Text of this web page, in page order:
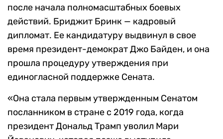
после начала полномасштабных боевых
действий. Бриджит Бринк — кадровый
дипломат. Ее кандидатуру выдвинул в свое
время президент-демократ Джо Байден, и она
прошла процедуру утверждения при
единогласной поддержке Сената.
«Она стала первым утвержденным Сенатом
посланником в стране с 2019 года, когда
президент Дональд Трамп уволил Мари